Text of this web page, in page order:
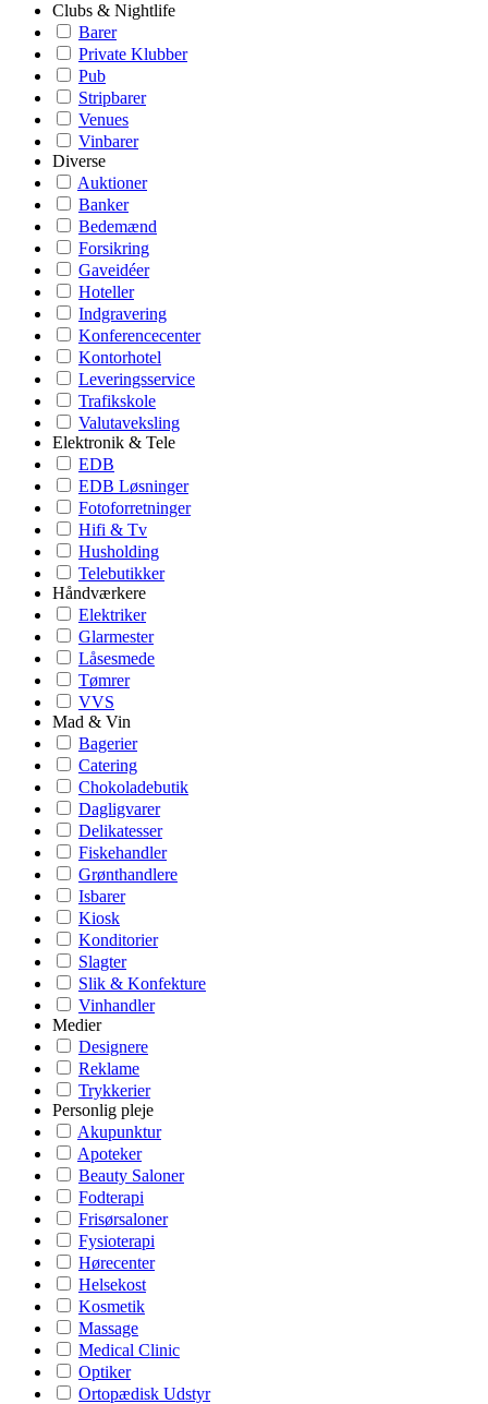
Clubs & Nightlife
Barer
Private Klubber
Pub
Stripbarer
Venues
Vinbarer
Diverse
Auktioner
Banker
Bedemænd
Forsikring
Gaveidéer
Hoteller
Indgravering
Konferencecenter
Kontorhotel
Leveringsservice
Trafikskole
Valutaveksling
Elektronik & Tele
EDB
EDB Løsninger
Fotoforretninger
Hifi & Tv
Husholding
Telebutikker
Håndværkere
Elektriker
Glarmester
Låsesmede
Tømrer
VVS
Mad & Vin
Bagerier
Catering
Chokoladebutik
Dagligvarer
Delikatesser
Fiskehandler
Grønthandlere
Isbarer
Kiosk
Konditorier
Slagter
Slik & Konfekture
Vinhandler
Medier
Designere
Reklame
Trykkerier
Personlig pleje
Akupunktur
Apoteker
Beauty Saloner
Fodterapi
Frisørsaloner
Fysioterapi
Hørecenter
Helsekost
Kosmetik
Massage
Medical Clinic
Optiker
Ortopædisk Udstyr